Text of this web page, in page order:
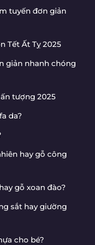
tuyến đơn giản
Tết Ất Tỵ 2025
giản nhanh chóng
tượng 2025
da?
hay gỗ công
gỗ xoan đào?
sắt hay giường
cho bé?